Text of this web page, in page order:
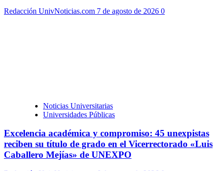
Redacción UnivNoticias.com 7 de agosto de 2026 0
Noticias Universitarias
Universidades Públicas
Excelencia académica y compromiso: 45 unexpistas
reciben su título de grado en el Vicerrectorado «Luis
Caballero Mejías» de UNEXPO